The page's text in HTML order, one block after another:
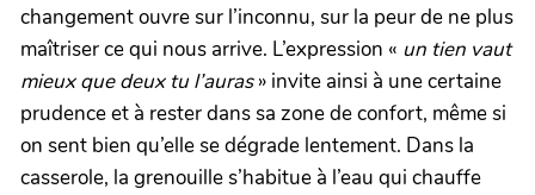
changement ouvre sur l’inconnu, sur la peur de ne plus
maîtriser ce qui nous arrive. L’expression « un tien vaut
mieux que deux tu l’auras» invite ainsi à une certaine
prudence et à rester dans sa zone de confort, même si
on sent bien qu’elle se dégrade lentement. Dans la
casserole, la grenouille s’habitue à l’eau qui chauffe